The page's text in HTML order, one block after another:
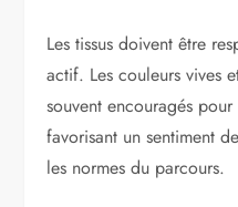
Les tissus doivent être
actif. Les couleurs vives
souvent encouragés
favorisant un sentiment
les normes du parcours.